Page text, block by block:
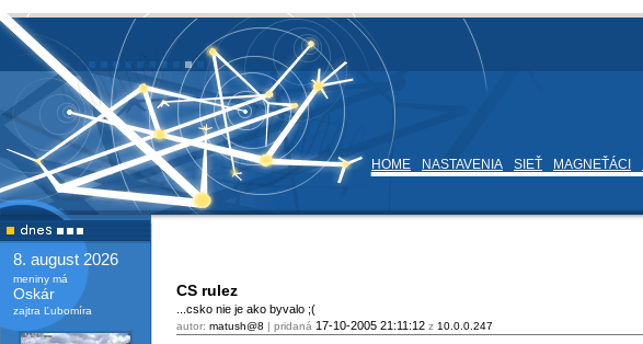
HOME NASTAVENIA SIEŤ MAGNEŤÁCI
8. august 2026
meniny má
Oskár
zajtra Ľubomíra
CS rulez
...csko nie je ako byvalo ;(
autor: matush@8 | pridaná 17-10-2005 21:11:12 z 10.0.0.247